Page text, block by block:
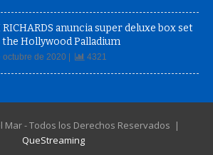
anuncia super deluxe box set
the Hollywood Palladium
de 2020 | 4321
Mar - Todos los Derechos Reservados |
QueStreaming